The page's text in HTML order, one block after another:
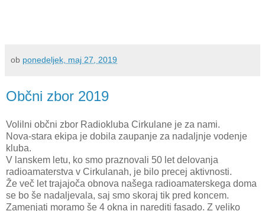
ob ponedeljek, maj 27, 2019
Občni zbor 2019
Volilni občni zbor Radiokluba Cirkulane je za nami.
Nova-stara ekipa je dobila zaupanje za nadaljnje vodenje
kluba.
V lanskem letu, ko smo praznovali 50 let delovanja
radioamaterstva v Cirkulanah, je bilo precej aktivnosti.
Že več let trajajoča obnova našega radioamaterskega doma
se bo še nadaljevala, saj smo skoraj tik pred koncem.
Zamenjati moramo še 4 okna in narediti fasado. Z veliko